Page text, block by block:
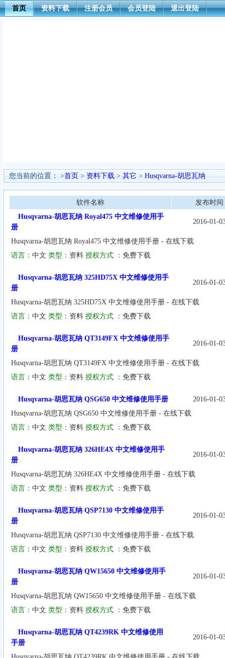
首页 资料下载 注册会员 会员登陆 退出登陆
您当前的位置： >首页 > 资料下载 > 其它 > Husqvarna-胡思瓦纳
软件名称
发布时间
Husqvarna-胡思瓦纳 Royal475 中文维修使用手
册
2016-01-
Husqvarna-胡思瓦纳 Royal475 中文维修使用手册 - 在线下载
语言： 中文 类型： 资料 授权方式 ： 免费下载
Husqvarna-胡思瓦纳 325HD75X 中文维修使用手
册
2016-01-
Husqvarna-胡思瓦纳 325HD75X 中文维修使用手册 - 在线下载
语言： 中文 类型： 资料 授权方式 ： 免费下载
Husqvarna-胡思瓦纳 QT3149FX 中文维修使用手
册
2016-01-
Husqvarna-胡思瓦纳 QT3149FX 中文维修使用手册 - 在线下载
语言： 中文 类型： 资料 授权方式 ： 免费下载
Husqvarna-胡思瓦纳 QSG650 中文维修使用手册
2016-01-
Husqvarna-胡思瓦纳 QSG650 中文维修使用手册 - 在线下载
语言： 中文 类型： 资料 授权方式 ： 免费下载
Husqvarna-胡思瓦纳 326HE4X 中文维修使用手
册
2016-01-
Husqvarna-胡思瓦纳 326HE4X 中文维修使用手册 - 在线下载
语言： 中文 类型： 资料 授权方式 ： 免费下载
Husqvarna-胡思瓦纳 QSP7130 中文维修使用手
册
2016-01-
Husqvarna-胡思瓦纳 QSP7130 中文维修使用手册 - 在线下载
语言： 中文 类型： 资料 授权方式 ： 免费下载
Husqvarna-胡思瓦纳 QW15650 中文维修使用手
册
2016-01-
Husqvarna-胡思瓦纳 QW15650 中文维修使用手册 - 在线下载
语言： 中文 类型： 资料 授权方式 ： 免费下载
Husqvarna-胡思瓦纳 QT4239RK 中文维修使用
手册
2016-01-